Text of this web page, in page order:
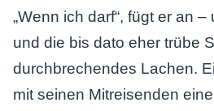
„Wenn ich darf“, fügt er an
und die bis dato eher trübe
durchbrechendes Lachen.
mit seinen Mitreisenden